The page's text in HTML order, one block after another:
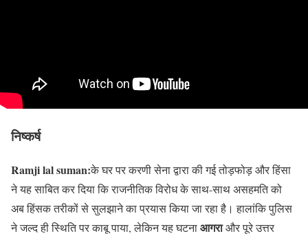
निष्कर्ष
Ramji lal suman:के घर पर करणी सेना द्वारा की गई तोड़फोड़ और हिंसा
ने यह साबित कर दिया कि राजनीतिक विरोध के साथ-साथ असहमति को
अब हिंसक तरीकों से सुलझाने का प्रयास किया जा रहा है। हालांकि पुलिस
ने जल्द ही स्थिति पर काबू पाया, लेकिन यह घटनाआगराऔर पूरे उत्तर